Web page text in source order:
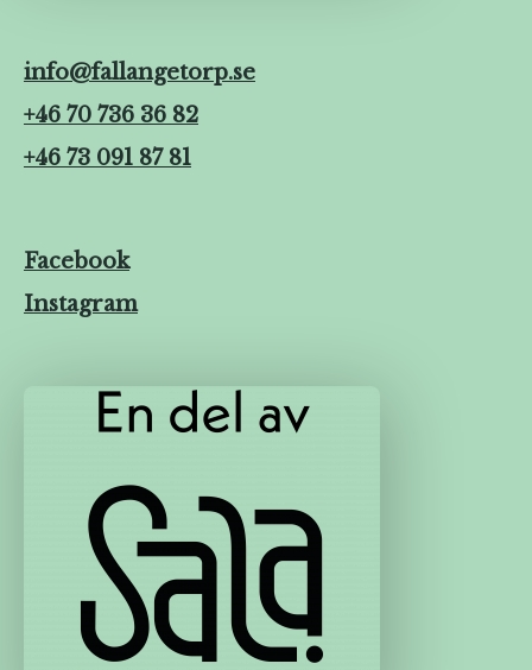
info@fallangetorp.se
+46 70 736 36 82
+46 73 091 87 81
Facebook
Instagram